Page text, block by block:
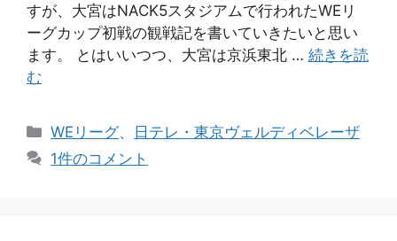
すが、大宮はNACK5スタジアムで行われたWEリ
ーグカップ初戦の観戦記を書いていきたいと思い
ます。 とはいいつつ、大宮は京浜東北 … 続きを読
む
カ
テ
ゴ
WEリーグ、 日テレ・東京ヴェルディベレーザ
1件のコメント